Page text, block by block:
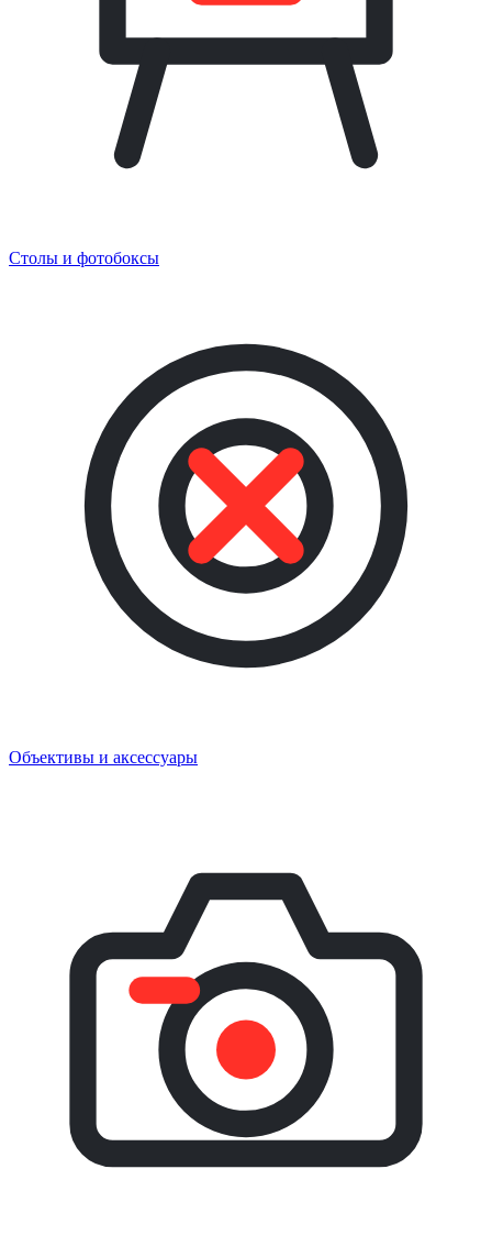
Столы и фотобоксы
Объективы и аксессуары